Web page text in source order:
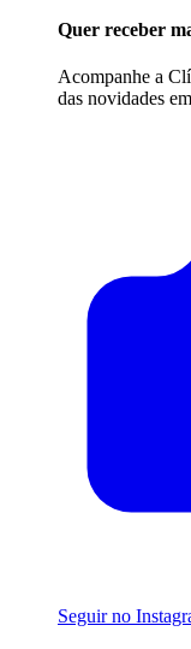
Quer receber
Acompanhe a
das novidades
Seguir no